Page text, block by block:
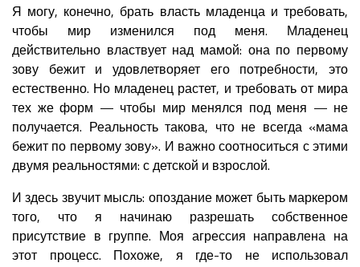
Я могу, конечно, брать власть младенца и требовать,
чтобы мир изменился под меня. Младенец
действительно властвует над мамой: она по первому
зову бежит и удовлетворяет его потребности, это
естественно. Но младенец растет, и требовать от мира
тех же форм — чтобы мир менялся под меня — не
получается. Реальность такова, что не всегда «мама
бежит по первому зову». И важно соотноситься с этими
двумя реальностями: с детской и взрослой.
И здесь звучит мысль: опоздание может быть маркером
того, что я начинаю разрешать собственное
присутствие в группе. Моя агрессия направлена на
этот процесс. Похоже, я где-то не использовал